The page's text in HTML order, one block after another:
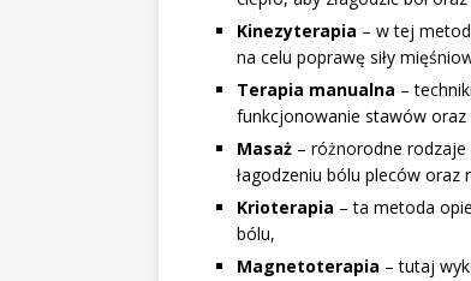
Kinezyterapia – w tej
na celu poprawę siły
Terapia manualna –
funkcjonowanie stawów
Masaż – różnorodne
łagodzeniu bólu pleców oraz
Krioterapia – ta metoda
bólu,
Magnetoterapia – tutaj